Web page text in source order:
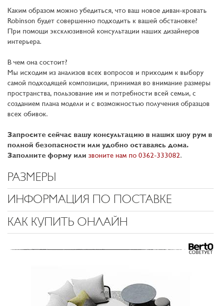
Каким образом можно убедиться, что ваш новое диван-кровать
Robinson будет совершенно подходить к вашей обстановке?
При помощи эксклюзивной консультации наших дизайнеров
интерьера.
В чем она состоит?
Мы исходим из анализов всех вопросов и приходим к выбору
самой подходящей композиции, принимая во внимание размеры
пространства, пользование им и потребности всей семьи, с
созданием плана модели и с возможностью получения образцов
всех обивок.
Запросите сейчас вашу консультацию в наших шоу рум в
полной безопасности или удобно оставаясь дома.
Заполните форму или звоните нам по 0362-333082.
РАЗМЕРЫ
ИНФОРМАЦИЯ ПО ПОСТАВКЕ
КАК КУПИТЬ ОНЛАЙН